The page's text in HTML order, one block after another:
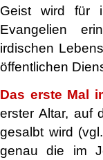
Geist wird für
Evangelien
irdischen
öffentlichen
Das erste Mal
erster Altar, auf
gesalbt wird
genau die im